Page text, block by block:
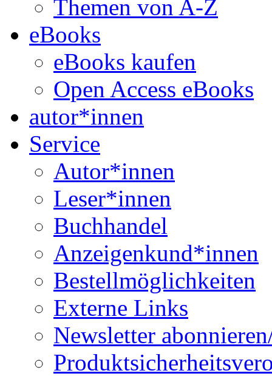
Themen von A-Z
eBooks
eBooks kaufen
Open Access eBooks
autor*innen
Service
Autor*innen
Leser*innen
Buchhandel
Anzeigenkund*innen
Bestellmöglichkeiten
Externe Links
Newsletter